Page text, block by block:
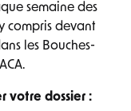
semaine des
compris devant
les Bouches-
votre dossier :